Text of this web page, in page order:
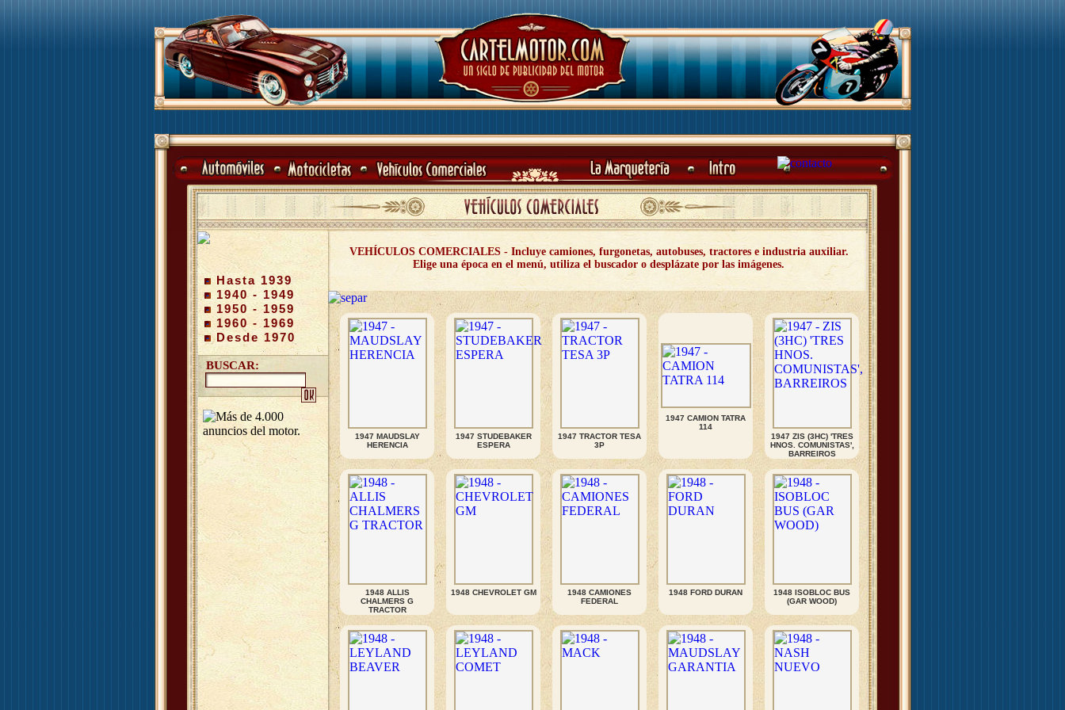
Hasta 1939
1940 - 1949
1950 - 1959
1960 - 1969
Desde 1970
BUSCAR:
VEHÍCULOS COMERCIALES - Incluye camiones, furgonetas, autobuses, tractores e industria auxiliar.
Elige una época en el menú, utiliza el buscador o desplázate por las imágenes.
1947 MAUDSLAY
HERENCIA
1947 STUDEBAKER
ESPERA
1947 TRACTOR TESA
3P
1947 CAMION TATRA
114
1947 ZIS (3HC) 'TRES
HNOS. COMUNISTAS',
BARREIROS
1948 ALLIS
CHALMERS G
TRACTOR
1948 CHEVROLET GM
1948 CAMIONES
FEDERAL
1948 FORD DURAN
1948 ISOBLOC BUS
(GAR WOOD)